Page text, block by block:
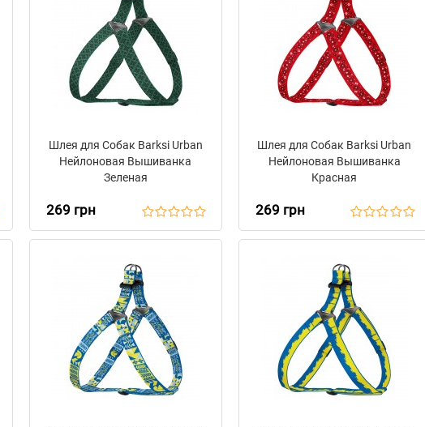
Шлея для Собак Barksi Urban
Нейлоновая Вышиванка
Зеленая
269 грн
Шлея для Собак Barksi Urban
Нейлоновая Вышиванка
Красная
269 грн